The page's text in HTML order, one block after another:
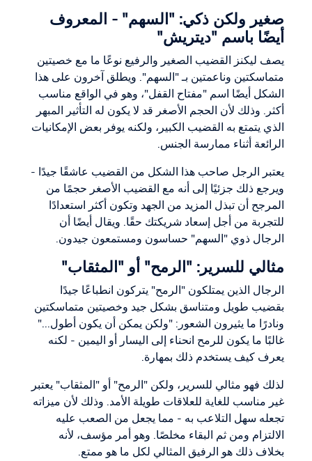
صغير ولكن ذكي: "السهم" - المعروف
أيضًا باسم "ديتريش"
يصف ليكنز القضيب الصغير والرفيع نوعًا ما مع خصيتين
متماسكتين وناعمتين بـ "السهم". ويطلق آخرون على هذا
الشكل أيضًا اسم "مفتاح القفل"، وهو في الواقع مناسب
أكثر. وذلك لأن الحجم الأصغر قد لا يكون له التأثير المبهر
الذي يتمتع به القضيب الكبير، ولكنه يوفر بعض الإمكانيات
الرائعة أثناء ممارسة الجنس.
يعتبر الرجل صاحب هذا الشكل من القضيب عاشقًا جيدًا -
ويرجع ذلك جزئيًا إلى أنه مع القضيب الأصغر حجمًا من
المرجح أن تبذل المزيد من الجهد وتكون أكثر استعدادًا
للتجربة من أجل إسعاد شريكتك حقًا. ويقال أيضًا أن
الرجال ذوي "السهم" حساسون ومستمعون جيدون.
مثالي للسرير: "الرمح" أو "المثقاب"
الرجال الذين يمتلكون "الرمح" يتركون انطباعًا جيدًا
بقضيب طويل ومتناسق بشكل جيد وخصيتين متماسكتين
ونادرًا ما يثيرون الشعور: "ولكن يمكن أن يكون أطول..."
غالبًا ما يكون للرمح انحناء إلى اليسار أو اليمين - لكنه
يعرف كيف يستخدم ذلك بمهارة.
لذلك فهو مثالي للسرير، ولكن "الرمح" أو "المثقاب" يعتبر
غير مناسب للغاية للعلاقات طويلة الأمد. وذلك لأن ميزاته
تجعله سهل التلاعب به - مما يجعل من الصعب عليه
الالتزام ومن ثم البقاء مخلصًا. وهو أمر مؤسف، لأنه
بخلاف ذلك هو الرفيق المثالي لكل ما هو ممتع.